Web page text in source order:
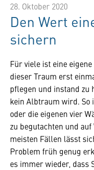
28. Oktober 2020
Den Wert
sichern
Für viele ist eine
dieser Traum erst
pflegen und instand
kein Albtraum wird. So
oder die eigenen vier
zu begutachten und
meisten Fällen lässt
Problem früh genug
es immer wieder, dass